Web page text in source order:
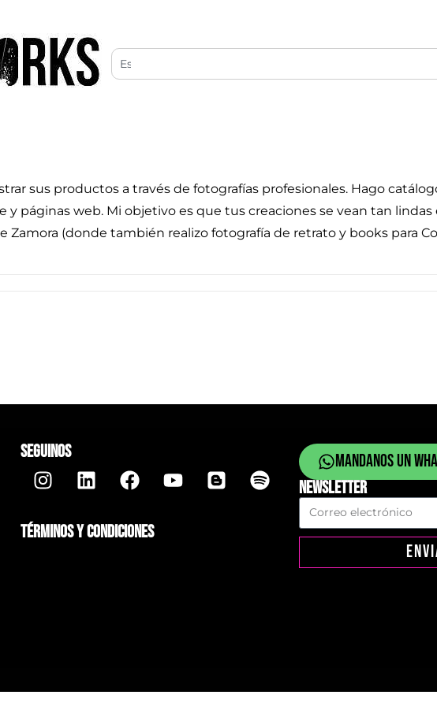
sus productos a través de fotografías profesionales. Hago
y páginas web. Mi objetivo es que tus creaciones se vean tan
(donde también realizo fotografía de retrato y books para
SEGUINOS
TÉRMINOS Y CONDICIONES
Mandanos un
NEWSLETTER